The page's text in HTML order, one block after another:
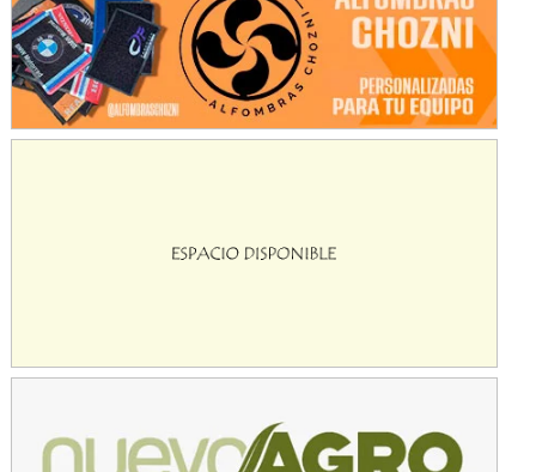
KDO - F6
Ciudad de Trenque Lauquen (Asfalto)
Trenque Lauquen (Buenos Aires)
ENTRERRIANO - F6 (POSTERGADA)
Humboldt (Santa Fe)